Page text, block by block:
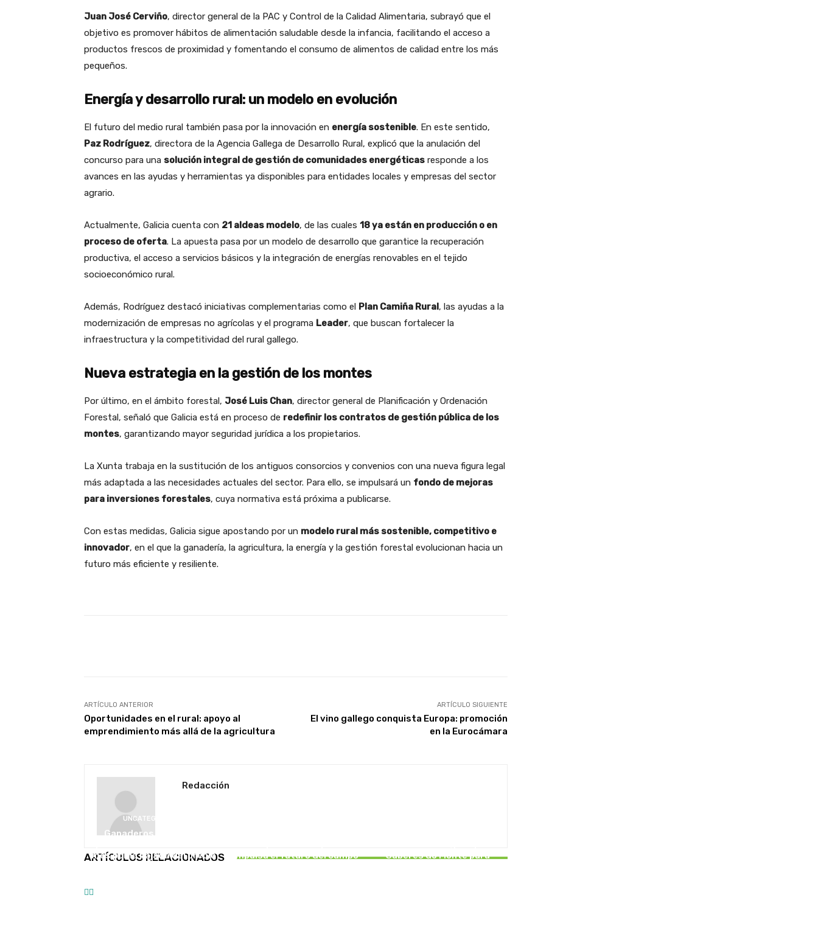
Juan José Cerviño, director general de la PAC y Control de la Calidad Alimentaria, subrayó que el
objetivo es promover hábitos de alimentación saludable desde la infancia, facilitando el acceso a
productos frescos de proximidad y fomentando el consumo de alimentos de calidad entre los más
pequeños.
Energía y desarrollo rural: un modelo en evolución
El futuro del medio rural también pasa por la innovación en energía sostenible. En este sentido,
Paz Rodríguez, directora de la Agencia Gallega de Desarrollo Rural, explicó que la anulación del
concurso para una solución integral de gestión de comunidades energéticas responde a los
avances en las ayudas y herramientas ya disponibles para entidades locales y empresas del sector
agrario.
Actualmente, Galicia cuenta con 21 aldeas modelo, de las cuales 18 ya están en producción o en
proceso de oferta. La apuesta pasa por un modelo de desarrollo que garantice la recuperación
productiva, el acceso a servicios básicos y la integración de energías renovables en el tejido
socioeconómico rural.
Además, Rodríguez destacó iniciativas complementarias como el Plan Camiña Rural, las ayudas a la
modernización de empresas no agrícolas y el programa Leader, que buscan fortalecer la
infraestructura y la competitividad del rural gallego.
Nueva estrategia en la gestión de los montes
Por último, en el ámbito forestal, José Luis Chan, director general de Planificación y Ordenación
Forestal, señaló que Galicia está en proceso de redefinir los contratos de gestión pública de los
montes, garantizando mayor seguridad jurídica a los propietarios.
La Xunta trabaja en la sustitución de los antiguos consorcios y convenios con una nueva figura legal
más adaptada a las necesidades actuales del sector. Para ello, se impulsará un fondo de mejoras
para inversiones forestales, cuya normativa está próxima a publicarse.
Con estas medidas, Galicia sigue apostando por un modelo rural más sostenible, competitivo e
innovador, en el que la ganadería, la agricultura, la energía y la gestión forestal evolucionan hacia un
futuro más eficiente y resiliente.
ARTÍCULO ANTERIOR
Oportunidades en el rural: apoyo al
emprendimiento más allá de la agricultura
ARTÍCULO SIGUIENTE
El vino gallego conquista Europa: promoción
en la Eurocámara
Redacción
ARTÍCULOS RELACIONADOS
UNCATEGORISED
Ganaderos denuncian
mes por la bajada del precio
impulsa el futuro del campo
Saberes do Monte para